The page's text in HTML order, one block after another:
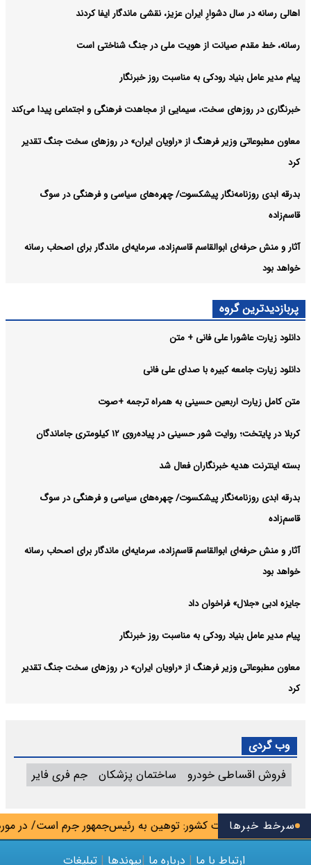
سرخط خبرها
سیاسی وزارت کشور: توهین به رئیس‌جمهور جرم است/ در مورد
اهالی رسانه در سال دشوارِ ایران عزیز، نقشی ماندگار ایفا کردند
رسانه، خط مقدم صیانت از هویت ملی در جنگ شناختی است
پیام مدیر عامل بنیاد رودکی به مناسبت روز خبرنگار
خبرنگاری در روزهای سخت، سیمایی از مجاهدت فرهنگی و اجتماعی پیدا می‌کند
معاون مطبوعاتی وزیر فرهنگ از «راویان ایران» در روزهای سخت جنگ تقدیر
کرد
بدرقه ابدی روزنامه‌نگار پیشکسوت/ چهره‌های سیاسی و فرهنگی در سوگ
قاسم‌زاده
آثار و منش حرفه‌ای ابوالقاسم قاسم‌زاده، سرمایه‌ای ماندگار برای اصحاب رسانه
خواهد بود
پربازدیدترین گروه
دانلود زیارت عاشورا علی فانی + متن
دانلود زیارت جامعه کبیره با صدای علی فانی
متن کامل زیارت اربعین حسینی به همراه ترجمه +صوت
کربلا در پایتخت؛ روایت شور حسینی در پیاده‌روی ۱۲ کیلومتری جاماندگان
بسته اینترنت هدیه خبرنگاران فعال شد
بدرقه ابدی روزنامه‌نگار پیشکسوت/ چهره‌های سیاسی و فرهنگی در سوگ
قاسم‌زاده
آثار و منش حرفه‌ای ابوالقاسم قاسم‌زاده، سرمایه‌ای ماندگار برای اصحاب رسانه
خواهد بود
جایزه ادبی «جلال» فراخوان داد
پیام مدیر عامل بنیاد رودکی به مناسبت روز خبرنگار
معاون مطبوعاتی وزیر فرهنگ از «راویان ایران» در روزهای سخت جنگ تقدیر
کرد
وب گردی
فروش اقساطی خودرو
ساختمان پزشکان جم فری فایر
ارتباط با ما | درباره ما |پیوندها | تبلیغات